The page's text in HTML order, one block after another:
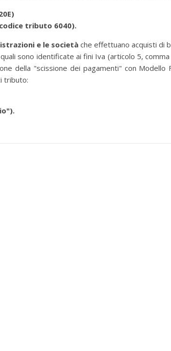
tributo 6040).
e le società che effettuano acquisti di
sono identificate ai fini Iva (articolo 5,
della "scissione dei pagamenti" con Modello
tributo: